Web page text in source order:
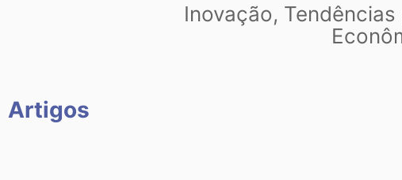
Inovação,
Artigos